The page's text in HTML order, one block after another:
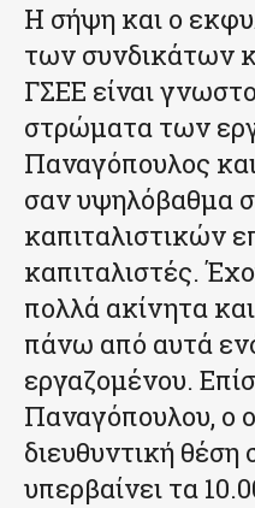
Η σήψη και ο
των συνδικάτων
ΓΣΕΕ είναι
στρώματα των
Παναγόπουλος
σαν υψηλόβαθμα
καπιταλιστικών
καπιταλιστές.
πολλά ακίνητα
πάνω από αυτά
εργαζομένου.
Παναγόπουλου, ο
διευθυντική
υπερβαίνει τα